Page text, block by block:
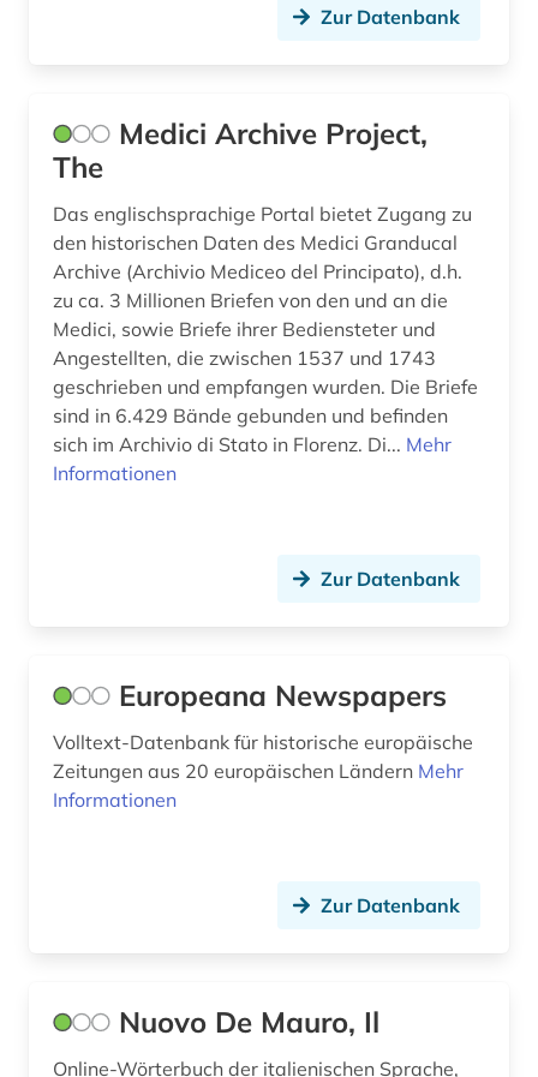
inschriften (1)
internationales recht (1)
italia (1)
italianistik (30)
italien (57)
italienisch (29)
judaistik (1)
kalabresisch (1)
kardinal (1)
karte (1)
Zur Datenbank
Medici Archive Project,
The
Das englischsprachige Portal bietet Zugang zu
den historischen Daten des Medici Granducal
Archive (Archivio Mediceo del Principato), d.h.
zu ca. 3 Millionen Briefen von den und an die
Medici, sowie Briefe ihrer Bediensteter und
Angestellten, die zwischen 1537 und 1743
geschrieben und empfangen wurden. Die Briefe
sind in 6.429 Bände gebunden und befinden
sich im Archivio di Stato in Florenz. Di... Mehr
Informationen
Zur Datenbank
Europeana Newspapers
Volltext-Datenbank für historische europäische
Zeitungen aus 20 europäischen Ländern Mehr
Informationen
Zur Datenbank
Nuovo De Mauro, Il
Online-Wörterbuch der italienischen Sprache,